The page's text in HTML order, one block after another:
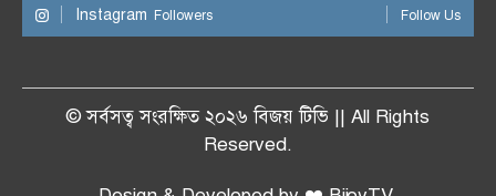
Instagram Followers Follow Us
© সর্বসত্ব সংরক্ষিত ২০২৬ বিজয় টিভি || All Rights
Reserved.